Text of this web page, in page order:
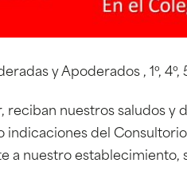
y Apoderados , 1º, 4º,
reciban nuestros saludos y
indicaciones del Consultorio
a nuestro establecimiento,